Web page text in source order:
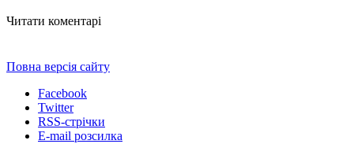
Читати коментарі
Повна версія сайту
Facebook
Twitter
RSS-стрічки
E-mail розсилка